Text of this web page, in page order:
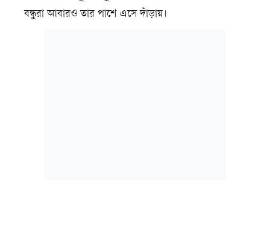
বন্ধুরা আবারও তার পাশে এসে দাঁড়ায়।